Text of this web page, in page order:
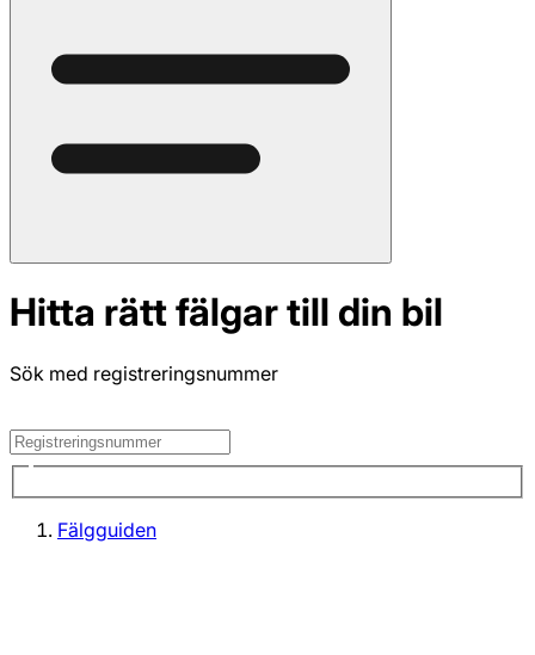
Hitta rätt fälgar till din bil
Sök med registreringsnummer
Fälgguiden